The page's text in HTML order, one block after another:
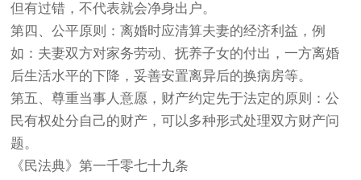
但有过错，不代表就会净身出户。
第四、公平原则：离婚时应清算夫妻的经济利益，例
如：夫妻双方对家务劳动、抚养子女的付出，一方离婚
后生活水平的下降，妥善安置离异后的换病房等。
第五、尊重当事人意愿，财产约定先于法定的原则：公
民有权处分自己的财产，可以多种形式处理双方财产问
题。
《民法典》第一千零七十九条